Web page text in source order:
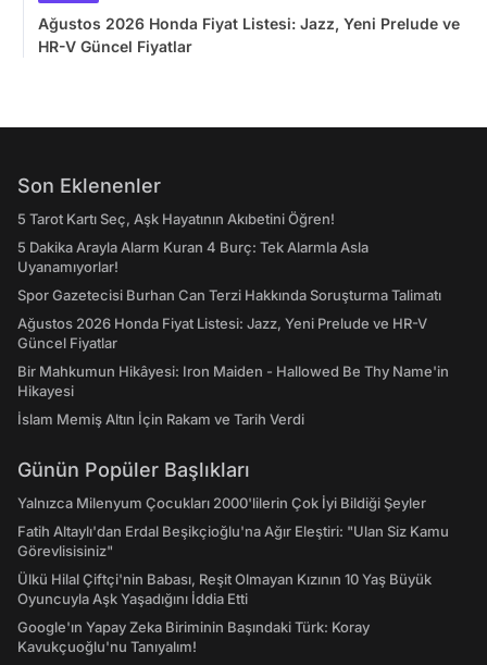
Ağustos 2026 Honda Fiyat Listesi: Jazz, Yeni Prelude ve
HR-V Güncel Fiyatlar
Son Eklenenler
5 Tarot Kartı Seç, Aşk Hayatının Akıbetini Öğren!
5 Dakika Arayla Alarm Kuran 4 Burç: Tek Alarmla Asla
Uyanamıyorlar!
Spor Gazetecisi Burhan Can Terzi Hakkında Soruşturma Talimatı
Ağustos 2026 Honda Fiyat Listesi: Jazz, Yeni Prelude ve HR-V
Güncel Fiyatlar
Bir Mahkumun Hikâyesi: Iron Maiden - Hallowed Be Thy Name'in
Hikayesi
İslam Memiş Altın İçin Rakam ve Tarih Verdi
Günün Popüler Başlıkları
Yalnızca Milenyum Çocukları 2000'lilerin Çok İyi Bildiği Şeyler
Fatih Altaylı'dan Erdal Beşikçioğlu'na Ağır Eleştiri: "Ulan Siz Kamu
Görevlisisiniz"
Ülkü Hilal Çiftçi'nin Babası, Reşit Olmayan Kızının 10 Yaş Büyük
Oyuncuyla Aşk Yaşadığını İddia Etti
Google'ın Yapay Zeka Biriminin Başındaki Türk: Koray
Kavukçuoğlu'nu Tanıyalım!